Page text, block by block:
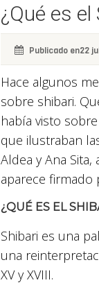
¿Qué es
Publicado en22
Hace algunos
sobre shibari.
había visto
que ilustraban
Aldea y Ana
aparece firmado
¿QUÉ ES EL
Shibari es una
una
XV y XVIII.